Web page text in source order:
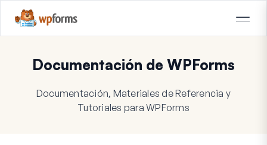
Documentación de WPForms
Documentación, Materiales de Referencia y
Tutoriales para WPForms